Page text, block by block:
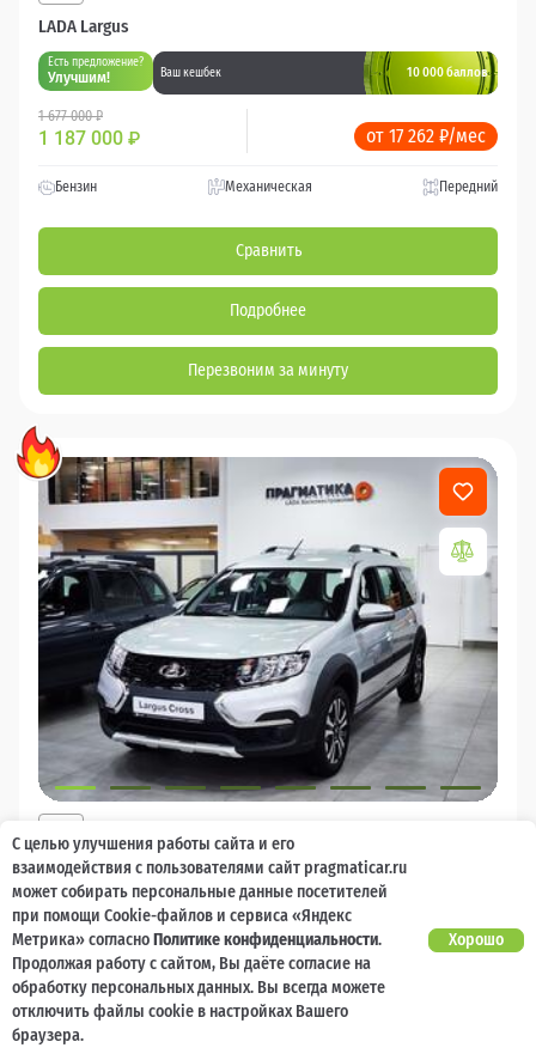
LADA Largus
Есть предложение?
Улучшим! Ваш кешбек 10 000 баллов
1 677 000 ₽
1 187 000 ₽ от 17 262 ₽/мес
Бензин Механическая Передний
Сравнить
Подробнее
Перезвоним за минуту
LADA Largus
Есть предложение?
Улучшим! Ваш кешбек
2 017 000 ₽
1 477 600₽ от 21 729 ₽/мес
Механическая
С целью улучшения работы сайта и его
взаимодействия с пользователями сайт pragmaticar.ru
может собирать персональные данные посетителей
при помощи Cookie-файлов и сервиса «Яндекс
Метрика» согласноПолитике конфиденциальности.
Продолжая работу с сайтом, Вы даёте согласие на
обработку персональных данных. Вы всегда можете
отключить файлы cookie в настройках Вашего
браузера.
Хорошо